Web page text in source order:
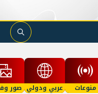
منوعات عربي ودولي صور